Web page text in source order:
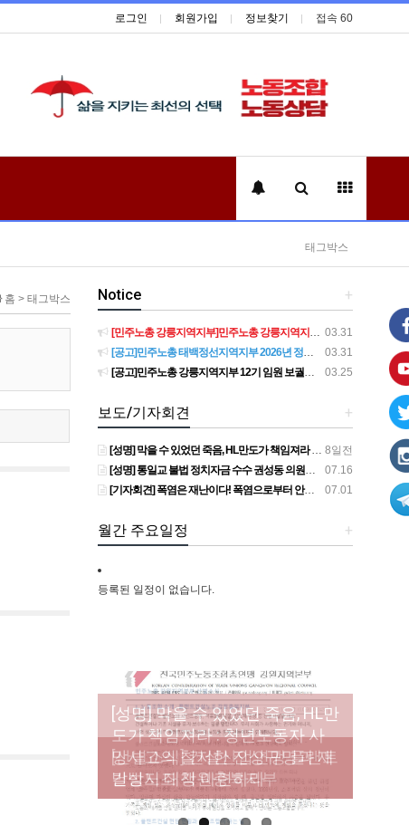
로그인 회원가입 정보찾기 접속 60
태그박스
홈 > 태그박스 +
Notice
03.31
[민주노총 강릉지역지부]민주노총 강릉지역지부 제12기 임원 보궐선거결과 공고
03.31
[공고]민주노총 태백정선지역지부 2026년 정기 대의원대회 재소집 건
03.25
[공고]민주노총 강릉지역지부 12기 임원 보궐선거 후보자 확정 공고
+
보도/기자회견
8일전
[성명] 막을 수 있었던 죽음, HL만도가 책임져라 : 청년노동자 사망사고의 철저한 진상규명과 재발방지 대책 마련하라
07.16
[성명] 통일교 불법 정치자금 수수 권성동 의원직 상실, 사필귀정이다
07.01
[기자회견] 폭염은 재난이다! 폭염으로부터 안전한 일터를 위한 민주노총 강원지역본부 폭염감시단 선포 기자회견
+
월간 주요일정
등록된 일정이 없습니다.
[성명] 막을 수 있었던 죽음, HL만
도가 책임져라 : 청년노동자 사
망사고의 철저한 진상규명과 재
발방지 대책 마련하라
[산별소식] 건설산업연맹 플랜트
건설노조 강원충북지부
[강릉,속초,원주,춘천] 폭염감시
단 사업 이모저모
[조합원☆인터뷰] 서비스연맹 전
국학교비정규직노동조합 강원
지부 김유미 춘천지회장
[본부소식] 강원지역 노동자 합
창단 모임